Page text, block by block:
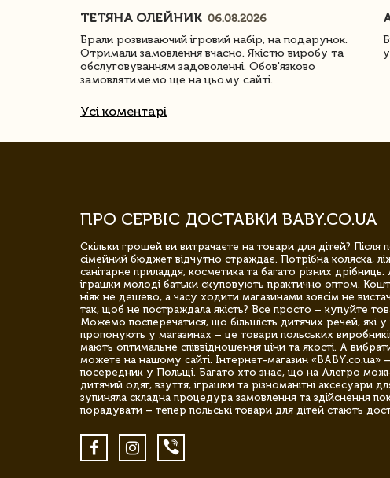
ТЕТЯНА ОЛЕЙНИК 06.08.2026
Брали розвиваючий ігровий набір, на подарунок.
Отримали замовлення вчасно. Якістю виробу та
обслуговуванням задоволенні. Обов'язково
замовлятимемо ще на цьому сайті.
Усі коментарі
ПРО СЕРВІС ДОСТАВКИ BABY.CO.UA
Скільки грошей ви витрачаєте на товари для дітей?
сімейний бюджет відчутно страждає. Потрібна коляска,
санітарне приладдя, косметика та багато різних
іграшки молоді батьки скуповують практично оптом.
ніяк не дешево, а часу ходити магазинами зовсім не
так, щоб не постраждала якість? Все просто – купуйте
Можемо посперечатися, що більшість дитячих речей, які у
пропонують у магазинах – це товари польських
мають оптимальне співвідношення ціни та якості. А
можете на нашому сайті. Інтернет-магазин «BABY.co.ua»
посередник у Польщі. Багато хто знає, що на Алегро
дитячий одяг, взуття, іграшки та різноманітні аксесуари
зупиняла складна процедура замовлення та здійснення
порадувати – тепер польські товари для дітей стають